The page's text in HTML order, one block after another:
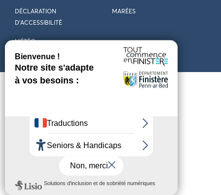
DÉCLARATION
D’ACCESSIBILITÉ
MARÉES
MÉTÉO